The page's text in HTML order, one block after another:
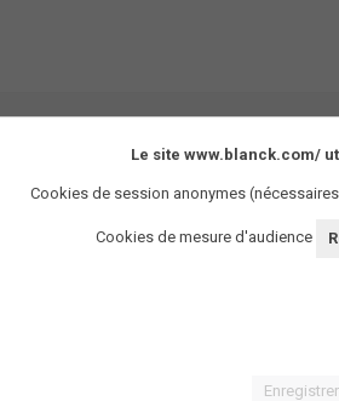
Le site www.blanck.com/
Cookies de session anonymes
Cookies de mesure d'audience